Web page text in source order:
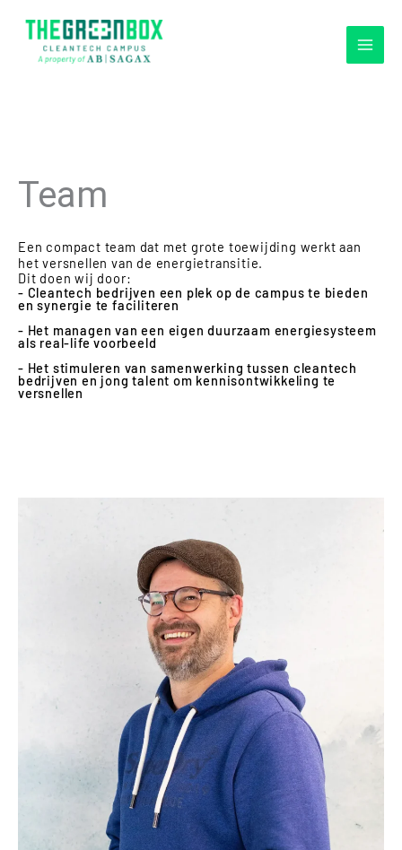
Team
Een compact team dat met grote toewijding werkt aan
het versnellen van de energietransitie.
Dit doen wij door:
- Cleantech bedrijven een plek op de campus te bieden
en synergie te faciliteren
- Het managen van een eigen duurzaam energiesysteem
als real-life voorbeeld
- Het stimuleren van samenwerking tussen cleantech
bedrijven en jong talent om kennisontwikkeling te
versnellen